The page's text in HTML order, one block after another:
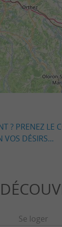
? PRENEZ
VOS DÉSIRS...
Se loger